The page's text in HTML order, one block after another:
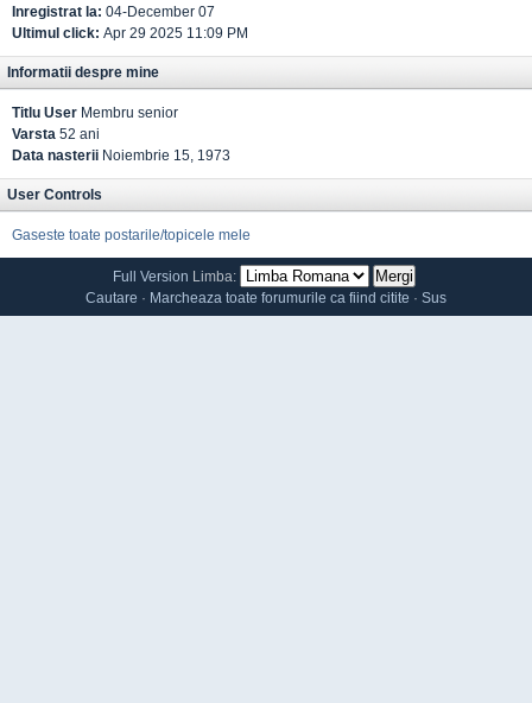
Inregistrat la: 04-December 07
Ultimul click: Apr 29 2025 11:09 PM
Informatii despre mine
Titlu User Membru senior
Varsta 52 ani
Data nasterii Noiembrie 15, 1973
User Controls
Gaseste toate postarile/topicele mele
Full Version Limba:
Cautare · Marcheaza toate forumurile ca fiind citite · Sus